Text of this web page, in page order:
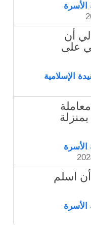
الأسرة
لي أن
على
الإسلامية
معاملة
بمنزلة
الأسرة
أن اسلم
الأسرة